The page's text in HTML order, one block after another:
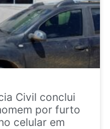
Civil conclui
por furto
celular em